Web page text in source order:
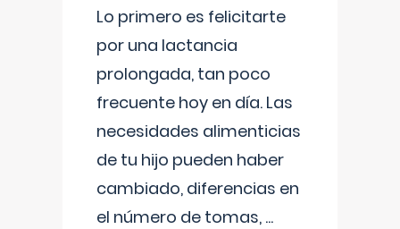
Lo primero es felicitarte
por una lactancia
prolongada, tan poco
frecuente hoy en día. Las
necesidades alimenticias
de tu hijo pueden haber
cambiado, diferencias en
el número de tomas, ...